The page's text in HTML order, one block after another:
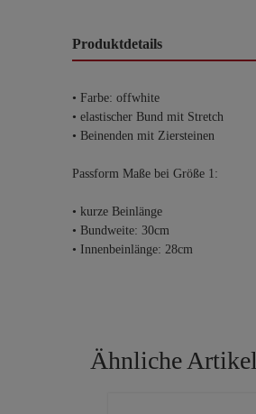
Produktdetails
• Farbe: offwhite
• elastischer Bund mit Stretch
• Beinenden mit Ziersteinen
Passform Maße bei Größe 1:
• kurze Beinlänge
• Bundweite: 30cm
• Innenbeinlänge: 28cm
Ähnliche Artikel